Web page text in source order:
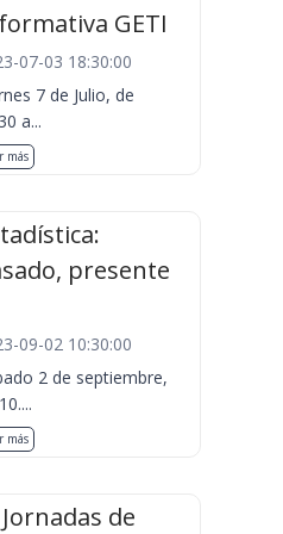
GETI
07-03 18:30:00
7 de Julio, de
a...
más
presente
09-02 10:30:00
2 de septiembre,
más
Jornadas de